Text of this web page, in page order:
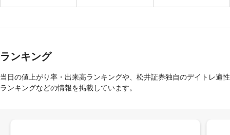
ランキング
当日の値上がり率・出来高ランキングや、松井証券独自のデイトレ適性
ランキングなどの情報を掲載しています。